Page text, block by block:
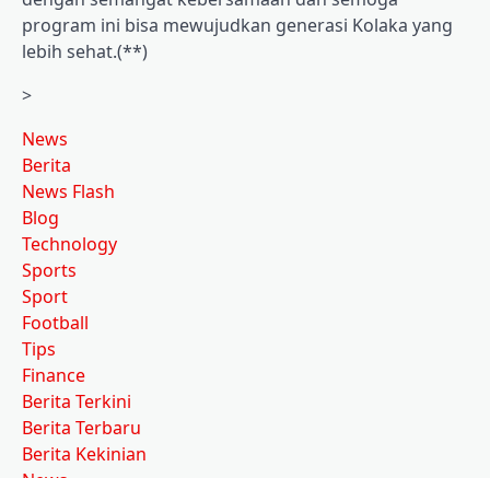
program ini bisa mewujudkan generasi Kolaka yang
lebih sehat.(**)
>
News
Berita
News Flash
Blog
Technology
Sports
Sport
Football
Tips
Finance
Berita Terkini
Berita Terbaru
Berita Kekinian